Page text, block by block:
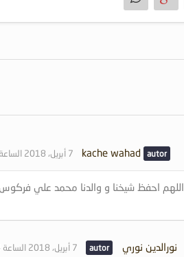
kache wahad 7 أبريل، 2018 الساعة 10:28 صباحًا
اللهم احفظ شيخنا و والدنا محمد علي فركوس
نورالدين نوري 7 أبريل، 2018 الساعة 10:54 صباحًا